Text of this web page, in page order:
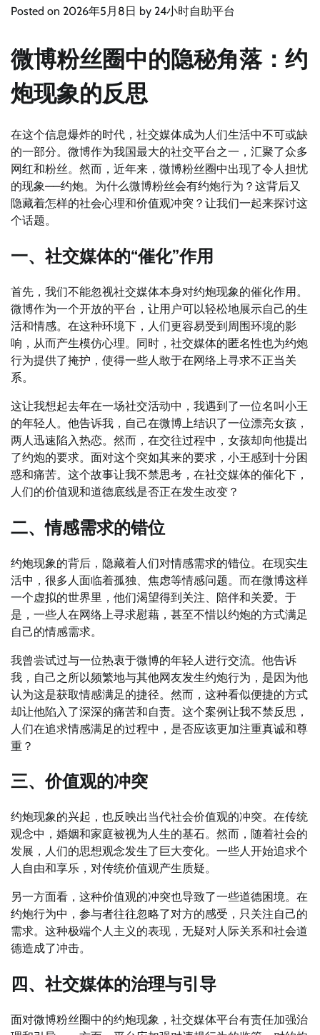
Posted on 2026年5月8日 by 24小时自助平台
微博粉丝圈中的隐秘角落：约
炮现象的反思
在这个信息爆炸的时代，社交媒体成为人们生活中不可或缺
的一部分。微博作为我国最大的社交平台之一，汇聚了众多
网红和粉丝。然而，近年来，微博粉丝圈中出现了令人担忧
的现象——约炮。为什么微博粉丝会有约炮行为？这背后又
隐藏着怎样的社会心理和价值观冲突？让我们一起来探讨这
个话题。
一、社交媒体的“催化”作用
首先，我们不能忽视社交媒体本身对约炮现象的催化作用。
微博作为一个开放的平台，让用户可以轻松地展示自己的生
活和情感。在这种环境下，人们更容易受到周围环境的影
响，从而产生模仿心理。同时，社交媒体的匿名性也为约炮
行为提供了掩护，使得一些人敢于在网络上寻求不正当关
系。
这让我想起去年在一场社交活动中，我遇到了一位名叫小王
的年轻人。他告诉我，自己在微博上结识了一位漂亮女孩，
两人迅速陷入热恋。然而，在交往过程中，女孩却向他提出
了约炮的要求。面对这个突如其来的要求，小王感到十分困
惑和痛苦。这个故事让我不禁思考，在社交媒体的催化下，
人们的价值观和道德底线是否正在发生改变？
二、情感需求的错位
约炮现象的背后，隐藏着人们对情感需求的错位。在现实生
活中，很多人面临着孤独、焦虑等情感问题。而在微博这样
一个虚拟的世界里，他们渴望得到关注、陪伴和关爱。于
是，一些人在网络上寻求慰藉，甚至不惜以约炮的方式满足
自己的情感需求。
我曾尝试过与一位热衷于微博的年轻人进行交流。他告诉
我，自己之所以频繁地与其他网友发生约炮行为，是因为他
认为这是获取情感满足的捷径。然而，这种看似便捷的方式
却让他陷入了深深的痛苦和自责。这个案例让我不禁反思，
人们在追求情感满足的过程中，是否应该更加注重真诚和尊
重？
三、价值观的冲突
约炮现象的兴起，也反映出当代社会价值观的冲突。在传统
观念中，婚姻和家庭被视为人生的基石。然而，随着社会的
发展，人们的思想观念发生了巨大变化。一些人开始追求个
人自由和享乐，对传统价值观产生质疑。
另一方面看，这种价值观的冲突也导致了一些道德困境。在
约炮行为中，参与者往往忽略了对方的感受，只关注自己的
需求。这种极端个人主义的表现，无疑对人际关系和社会道
德造成了冲击。
四、社交媒体的治理与引导
面对微博粉丝圈中的约炮现象，社交媒体平台有责任加强治